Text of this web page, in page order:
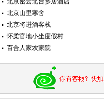
北京山里寒舍
北京将进酒客栈
怀柔官地小坐度假村
百合人家农家院